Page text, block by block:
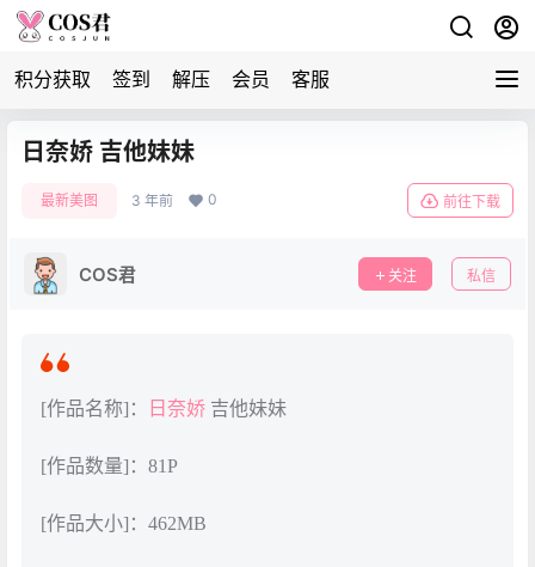
积分获取 签到 解压 会员 客服
日奈娇 吉他妹妹
最新美图 3 年前 0 前往下载
COS君 关注 私信
[作品名称]： 日奈娇 吉他妹妹
[作品数量]：81P
[作品大小]：462MB